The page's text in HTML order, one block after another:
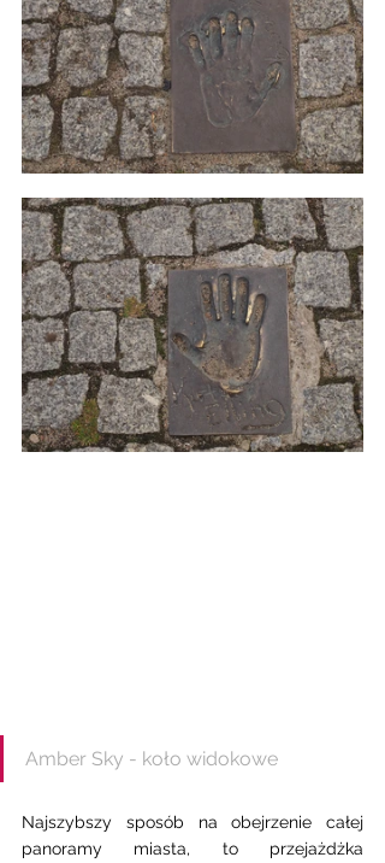
Amber Sky - koło widokowe
Najszybszy sposób na obejrzenie całej
panoramy miasta, to przejażdżka